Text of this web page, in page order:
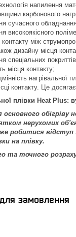
напилення
карбонового
сучасного
високоякісного
контакту між
дизайну місця
спеціальних
місця контакту;
нагрівальної
контакту. Це
плівки Heat Plus:
основного обігріву
нерухомих
робитися
на плівку.
та точного
замовлення